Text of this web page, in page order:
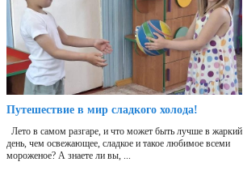
Путешествие в мир сладкого холода!
Лето в самом разгаре, и что может быть лучше в жаркий
день, чем освежающее, сладкое и такое любимое всеми
мороженое? А знаете ли вы, ...